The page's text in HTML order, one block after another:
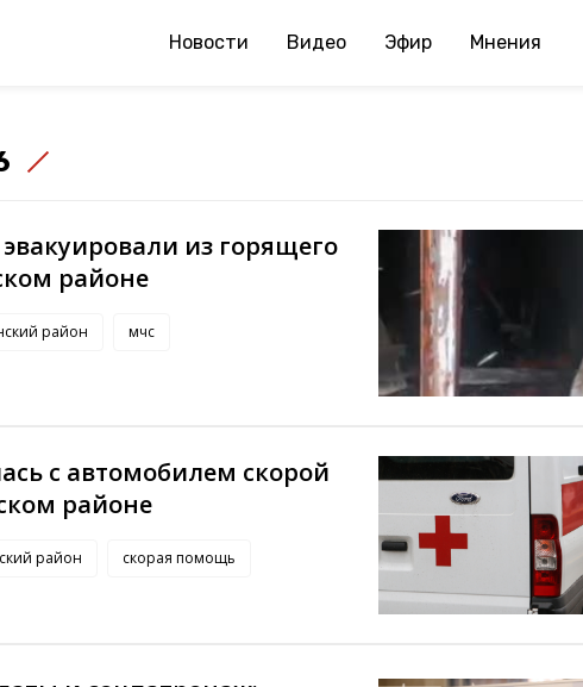
Новости Видео Эфир Мнения
из горящего
районе
район мчс
с автомобилем скорой
районе
район скорая помощь